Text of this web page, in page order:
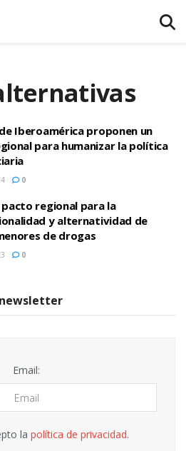
Iberoamérica proponen un
para humanizar la política
0
pacto regional para la
y alternatividad de
de drogas
0
Email:
la política de privacidad.